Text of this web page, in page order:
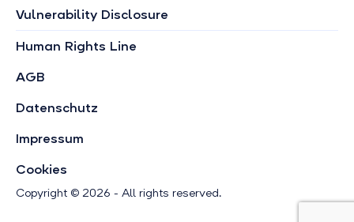
Vulnerability Disclosure
Copyright © 2026 - All rights reserved.
Human Rights Line
AGB
Datenschutz
Impressum
Cookies